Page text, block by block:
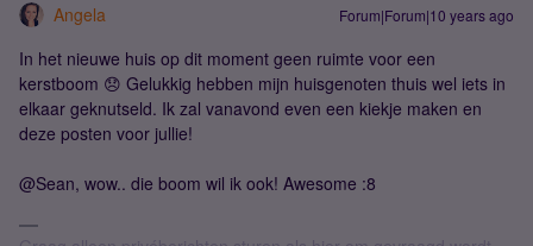
Angela Forum|Forum|10 years ago
In het nieuwe huis op dit moment geen ruimte voor een
kerstboom 😞 Gelukkig hebben mijn huisgenoten thuis wel iets in
elkaar geknutseld. Ik zal vanavond even een kiekje maken en
deze posten voor jullie!
@Sean, wow.. die boom wil ik ook! Awesome :8